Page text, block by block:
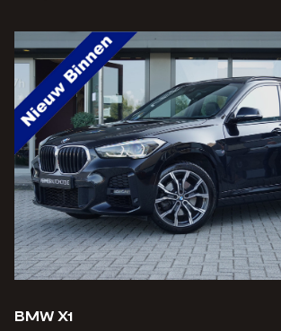
BMW X1